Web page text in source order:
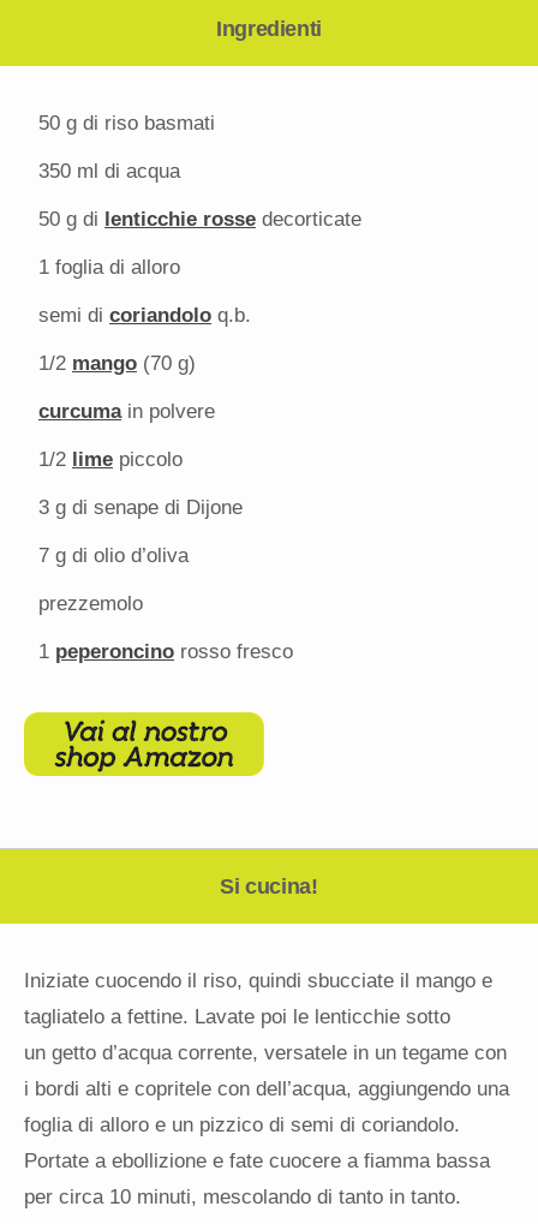
Ingredienti
50 g di riso basmati
350 ml di acqua
50 g di lenticchie rosse decorticate
1 foglia di alloro
semi di coriandolo q.b.
1/2 mango (70 g)
curcumain polvere
1/2 lime piccolo
3 g di senape di Dijone
7 g di olio d’oliva
prezzemolo
1 peperoncino rosso fresco
Si cucina!
Iniziate cuocendo il riso, quindi sbucciate il mango e
tagliatelo a fettine. Lavate poi le lenticchie sotto
un getto d’acqua corrente, versatele in un tegame con
i bordi alti e copritele con dell’acqua, aggiungendo una
foglia di alloro e un pizzico di semi di coriandolo.
Portate a ebollizione e fate cuocere a fiamma bassa
per circa 10 minuti, mescolando di tanto in tanto.